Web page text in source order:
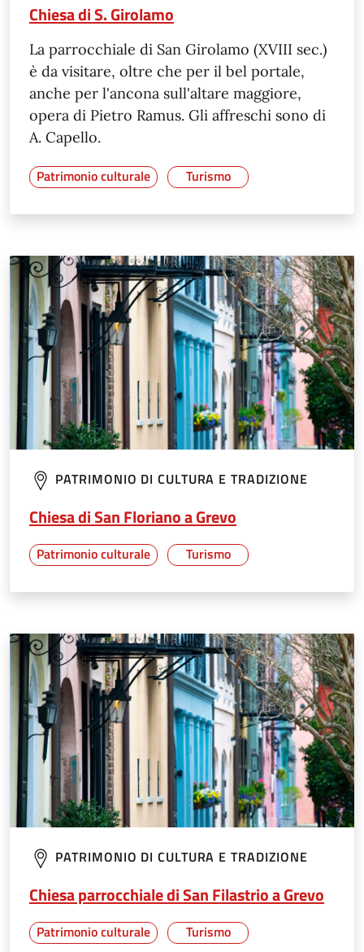
Chiesa di S. Girolamo
La parrocchiale di San Girolamo (XVIII sec.)
è da visitare, oltre che per il bel portale,
anche per l'ancona sull'altare maggiore,
opera di Pietro Ramus. Gli affreschi sono di
A. Capello.
Patrimonio culturale Turismo
PATRIMONIO DI CULTURA E TRADIZIONE
Chiesa di San Floriano a Grevo
Patrimonio culturale Turismo
PATRIMONIO DI CULTURA E TRADIZIONE
Chiesa parrocchiale di San Filastrio a Grevo
Patrimonio culturale Turismo